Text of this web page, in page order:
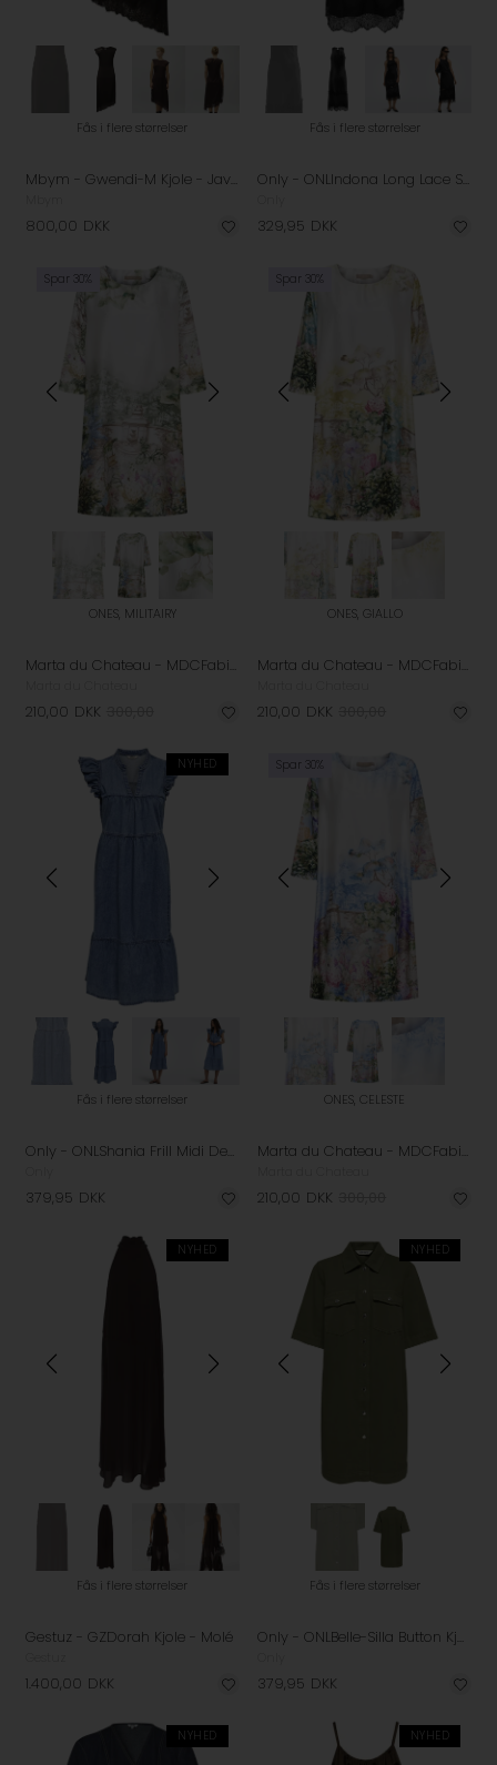
Fås i flere størrelser
Mbym - Gwendi-M Kjole - Java
800,00 DKK
Fås i flere størrelser
Only - ONLIndona Long Lace Satin Kjole - Black
329,95 DKK
Spar 30%
ONES, MILITAIRY
Marta du Chateau - MDCFabiana Kjole - Militairy
210,00 DKK
Spar 30%
ONES, GIALLO
Marta du Chateau - MDCFabiana Kjole - Giallo
210,00 DKK
NYHED
Fås i flere størrelser
Only - ONLShania Frill Midi Denim Kjole - Medium Blue Denim
379,95 DKK
Spar 30%
ONES, CELESTE
Marta du Chateau - MDCFabiana Kjole - Celeste
210,00 DKK
NYHED
Fås i flere størrelser
Gestuz - GZDorah Kjole - Molé
1.400,00 DKK
NYHED
Fås i flere størrelser
Only - ONLBelle-Silla Button Kjole - Kalamata
379,95 DKK
NYHED NYHED